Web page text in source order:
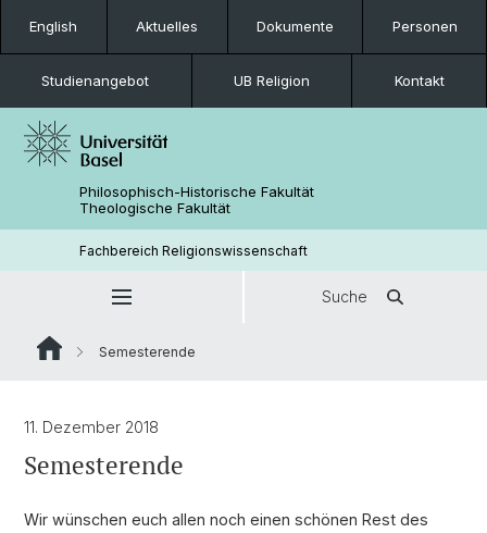
English Aktuelles Dokumente Personen
Studienangebot UB Religion Kontakt
Philosophisch-Historische Fakultät
Theologische Fakultät
Fachbereich Religionswissenschaft
Suche
Semesterende
11. Dezember 2018
Semesterende
Wir wünschen euch allen noch einen schönen Rest des